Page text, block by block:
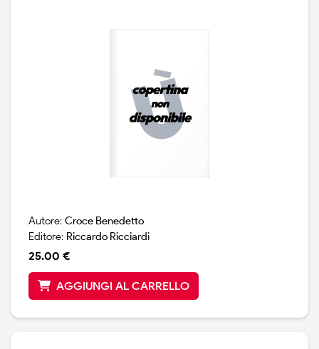
Autore: Croce Benedetto
Editore: Riccardo Ricciardi
25.00 €
AGGIUNGI AL CARRELLO